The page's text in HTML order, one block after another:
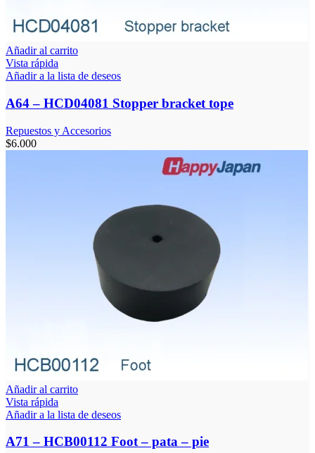
Añadir al carrito
Vista rápida
Añadir a la lista de deseos
A64 – HCD04081 Stopper bracket tope
Repuestos y Accesorios
$6.000
Añadir al carrito
Vista rápida
Añadir a la lista de deseos
A71 – HCB00112 Foot – pata – pie